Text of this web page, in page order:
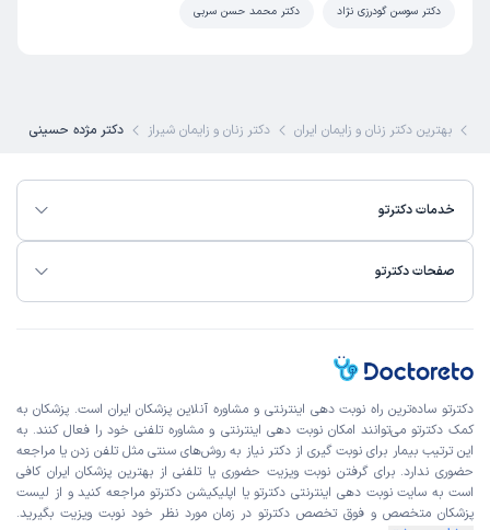
این پزشک را پیشنهاد میکنم
زمان انتظار:
Ok
کاربر دکترتو
1403/03/30
این پزشک را پیشنهاد میکنم
زمان انتظار:بیش از 90 دقیقه
علت مراجعه: پلی کیستیک
دکتر سوسن گودرزی نژاد دکتر محمد حسن سربی
بهترین دکتر زنان و زایمان ایران دکتر زنان و زایمان شیراز دکتر مژده حسینی
خدمات دکترتو
صفحات دکترتو
دکترتو ساده‌ترین راه نوبت‌ دهی اینترنتی و مشاوره آنلاین پزشکان ایران است. پزشکان به
کمک دکترتو می‌توانند امکان نوبت دهی اینترنتی و مشاوره تلفنی خود را فعال کنند. به
این ترتیب بیمار برای نوبت گیری از دکتر نیاز به روش‌های سنتی مثل تلفن زدن یا مراجعه
حضوری ندارد. برای گرفتن نوبت ویزیت حضوری یا تلفنی از بهترین پزشکان ایران کافی
است به سایت نوبت دهی اینترنتی دکترتو یا اپلیکیشن دکترتو مراجعه کنید و از لیست
پزشکان متخصص و فوق تخصص دکترتو در زمان مورد نظر خود نوبت ویزیت بگیرید.